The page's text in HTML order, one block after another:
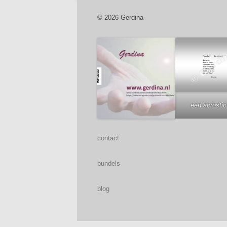
© 2026 Gerdina
een
contact
bundels
blog